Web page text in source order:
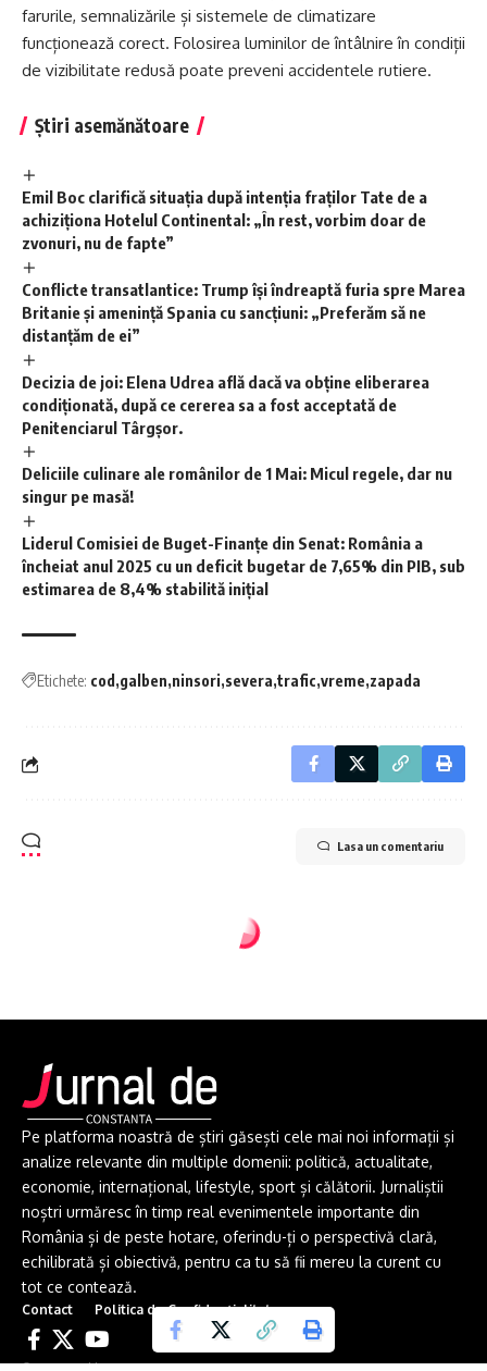
farurile, semnalizările și sistemele de climatizare
funcționează corect. Folosirea luminilor de întâlnire în condiții
de vizibilitate redusă poate preveni accidentele rutiere.
Știri asemănătoare
Emil Boc clarifică situația după intenția fraților Tate de a
achiziționa Hotelul Continental: „În rest, vorbim doar de
zvonuri, nu de fapte”
Conflicte transatlantice: Trump își îndreaptă furia spre Marea
Britanie și amenință Spania cu sancțiuni: „Preferăm să ne
distanțăm de ei”
Decizia de joi: Elena Udrea află dacă va obține eliberarea
condiționată, după ce cererea sa a fost acceptată de
Penitenciarul Târgșor.
Deliciile culinare ale românilor de 1 Mai: Micul regele, dar nu
singur pe masă!
Liderul Comisiei de Buget-Finanțe din Senat: România a
încheiat anul 2025 cu un deficit bugetar de 7,65% din PIB, sub
estimarea de 8,4% stabilită inițial
Etichete: cod galben ninsori severa trafic vreme zapada
Lasa un comentariu
Pe platforma noastră de știri găsești cele mai noi informații și
analize relevante din multiple domenii: politică, actualitate,
economie, internațional, lifestyle, sport și călătorii. Jurnaliștii
noștri urmăresc în timp real evenimentele importante din
România și de peste hotare, oferindu-ți o perspectivă clară,
echilibrată și obiectivă, pentru ca tu să fii mereu la curent cu
tot ce contează.
Contact Politica de Confidențialitate